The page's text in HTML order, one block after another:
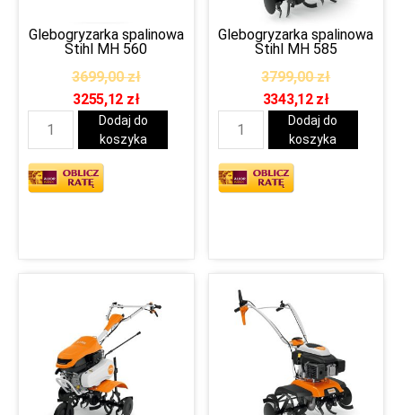
Glebogryzarka spalinowa
Stihl MH 560
3699,00zł
3255,12 zł
Dodaj do
koszyka
Glebogryzarka spalinowa
Stihl MH 585
3799,00zł
3343,12 zł
Dodaj do
koszyka